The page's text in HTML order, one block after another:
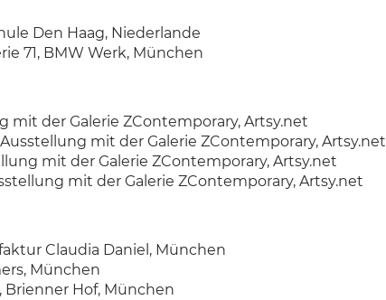
Den Haag, Niederlande
71, BMW Werk, München
mit der Galerie ZContemporary, Artsy.net
Ausstellung mit der Galerie ZContemporary, Artsy.net
mit der Galerie ZContemporary, Artsy.net
mit der Galerie ZContemporary, Artsy.net
Claudia Daniel, München
München
Brienner Hof, München